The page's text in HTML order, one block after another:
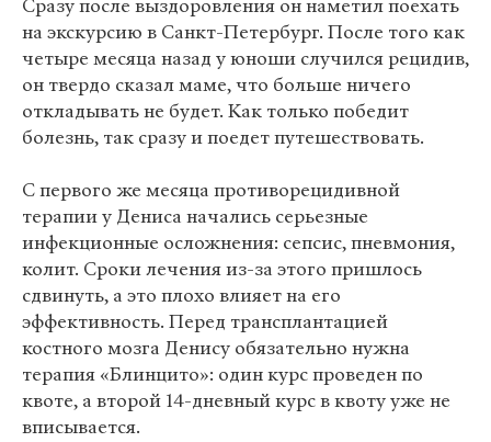
Сразу после выздоровления он наметил поехать
на экскурсию в Санкт-Петербург. После того как
четыре месяца назад у юноши случился рецидив,
он твердо сказал маме, что больше ничего
откладывать не будет. Как только победит
болезнь, так сразу и поедет путешествовать.
С первого же месяца противорецидивной
терапии у Дениса начались серьезные
инфекционные осложнения: сепсис, пневмония,
колит. Сроки лечения из-за этого пришлось
сдвинуть, а это плохо влияет на его
эффективность. Перед трансплантацией
костного мозга Денису обязательно нужна
терапия «Блинцито»: один курс проведен по
квоте, а второй 14-дневный курс в квоту уже не
вписывается.